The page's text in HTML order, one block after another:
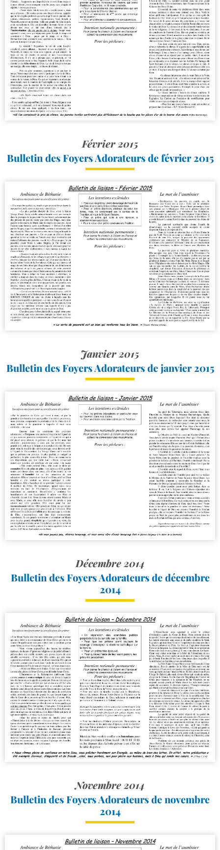
Février 2015
Bulletin des Foyers Adorateurs de février 2015
Janvier 2015
Bulletin des Foyers Adorateurs de janvier 2015
Décembre 2014
Bulletin des Foyers Adorateurs de décembre
2014
Novembre 2014
Bulletin des Foyers Adorateurs de novembre
2014